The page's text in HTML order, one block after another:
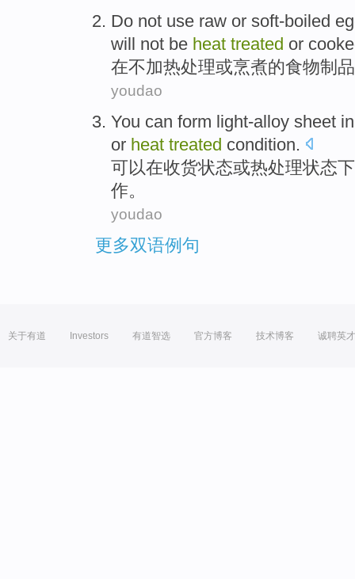
Do not use raw or soft-boiled
will not be heat treated or
在不加热处理或烹煮的食物制品
youdao
You can form light-alloy sheet in
or heat treated condition.
可以在收货状态或热处理状态
作。
youdao
更多双语例句
关于有道 Investors 有道智选 官方博客 技术博客 诚聘英才